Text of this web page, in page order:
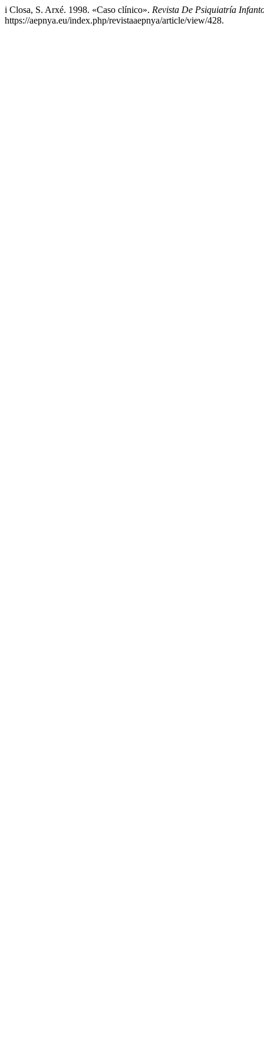
i Closa, S. Arxé. 1998. «Caso clínico». Revista De Psiquiatría
https://aepnya.eu/index.php/revistaaepnya/article/view/428.